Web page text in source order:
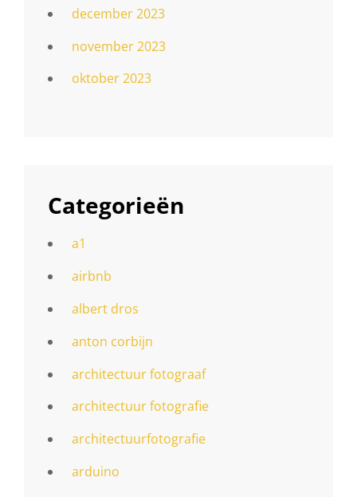
december 2023
november 2023
oktober 2023
Categorieën
a1
airbnb
albert dros
anton corbijn
architectuur fotograaf
architectuur fotografie
architectuurfotografie
arduino